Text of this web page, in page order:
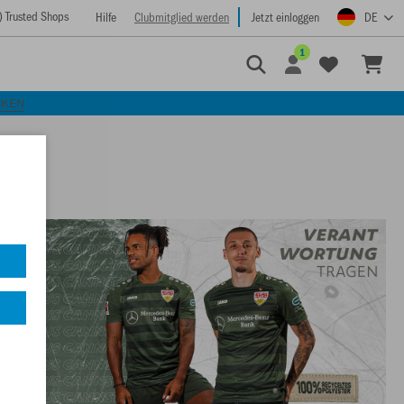
Shops Hilfe Clubmitglied werden Jetzt einloggen DE
1